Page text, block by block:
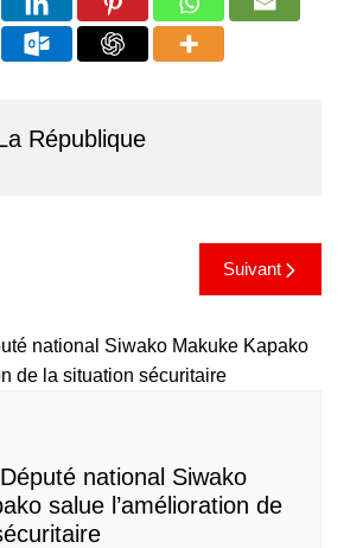
République
Suivant
national Siwako
salue l’amélioration de